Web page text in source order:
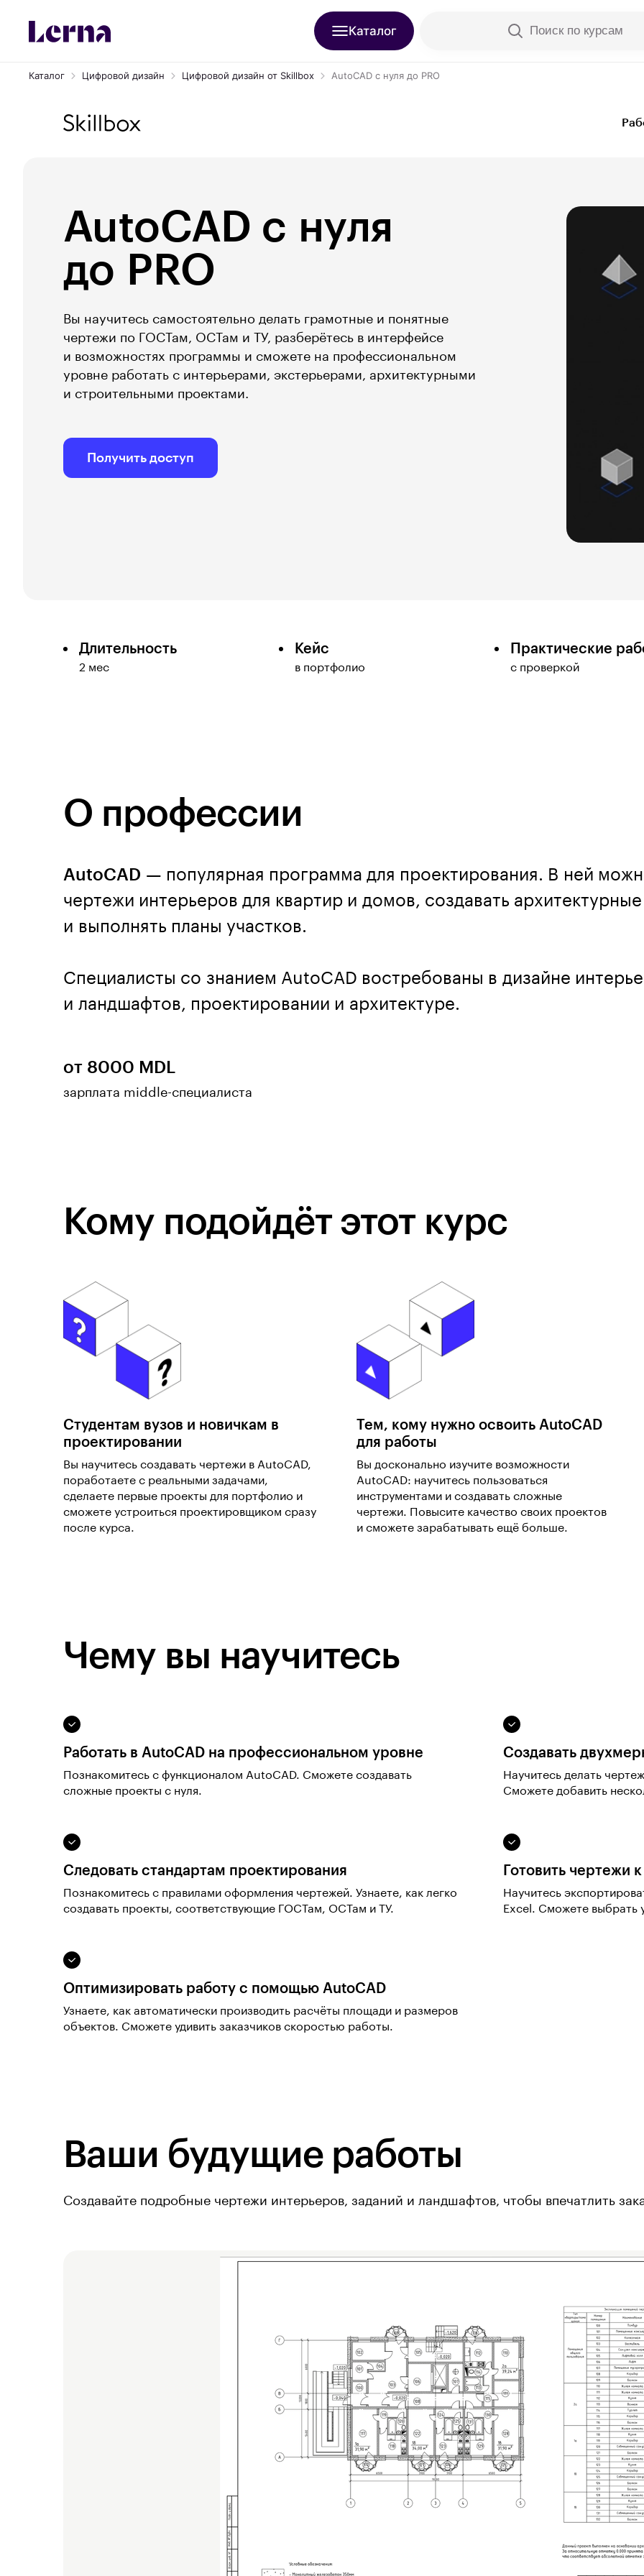
Каталог Поиск по курсам
Каталог Цифровой дизайн Цифровой дизайн от Skillbox AutoCAD с нуля до PRO
Получить доступ
AutoCAD с нуля
до PRO
Вы научитесь самостоятельно делать грамотные и понятные
чертежи по ГОСТам, ОСТам и ТУ, разберётесь в интерфейсе
и возможностях программы и сможете на профессиональном
уровне работать с интерьерами, экстерьерами, архитектурными
и строительными проектами.
Длительность
2 мес
Кейс
в портфолио
Практические
с проверкой
О профессии
AutoCAD — популярная программа для проектирования. В ней
чертежи интерьеров для квартир и домов, создавать
и выполнять планы участков.
Специалисты со знанием AutoCAD востребованы в дизайне
и ландшафтов, проектировании и архитектуре.
от 8000 MDL
зарплата middle-специалиста
Кому подойдёт этот курс
Студентам вузов и новичкам в
проектировании
Вы научитесь создавать чертежи в AutoCAD,
поработаете с реальными задачами,
сделаете первые проекты для портфолио и
сможете устроиться проектировщиком сразу
после курса.
Тем, кому нужно освоить AutoCAD
для работы
Вы досконально изучите возможности
AutoCAD: научитесь пользоваться
инструментами и создавать сложные
чертежи. Повысите качество своих проектов
и сможете зарабатывать ещё больше.
Чему вы научитесь
Работать в AutoCAD на профессиональном уровне
Познакомитесь с функционалом AutoCAD. Сможете создавать
сложные проекты с нуля.
Создавать
Научитесь делать
Сможете добавить
Следовать стандартам проектирования
Познакомитесь с правилами оформления чертежей. Узнаете, как легко
создавать проекты, соответствующие ГОСТам, ОСТам и ТУ.
Готовить чертежи
Научитесь
Excel. Сможете выбрать
Оптимизировать работу с помощью AutoCAD
Узнаете, как автоматически производить расчёты площади и размеров
объектов. Сможете удивить заказчиков скоростью работы.
Ваши будущие работы
Создавайте подробные чертежи интерьеров, заданий и ландшафтов, чтобы впечатлить